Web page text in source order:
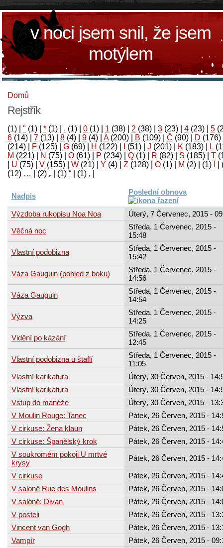
v noci jsem snil, že jsem
motýlem
Domů
Rejstřík
(1) " (1) * (1) . (1) 0 (1) 1 (38) 2 (38) 3 (23) 4 (23) 5
6 (14) 7 (13) 8 (4) 9 (4) A(200) B (109) Č (90) D (176)
(214)
F (125) G (69) H (122) (51) J (201) K (183) L
M (221) N (75) O (61) P (234) Q (1) R (82) S (185) T
U (75) V (155) W (21) Y (4) Z (128) Ο (1) М (2)
(1)
‚
(1)
“
(1)
„
(2)
…
(12)
Nadpis Poslední obnova
Výzdoba rukopisu Noa Noa
Úterý, 7 Červenec, 2015 -
Věčná noc
Středa, 1 Červenec, 2015 -
15:48
Vlastní podobizna
Středa, 1 Červenec, 2015 -
15:42
Váza Gauguin (pohled z boku)
Středa, 1 Červenec, 2015 -
14:56
Váza Gauguin
Středa, 1 Červenec, 2015 -
14:54
Výzva
Středa, 1 Červenec, 2015 -
14:25
Vidění po kázání
Středa, 1 Červenec, 2015 -
12:45
Vlastní podobizna u štaflí
Středa, 1 Červenec, 2015 -
11:05
Vlastní karikatura
Úterý, 30 Červen, 2015 -
Vlastní karikatura
Úterý, 30 Červen, 2015 -
Vstup do manéže
Úterý, 30 Červen, 2015 -
V Moulin Rouge: Tanec
Pátek, 26 Červen, 2015 -
V cirkuse: Žena klaun
Pátek, 26 Červen, 2015 -
V cirkuse: Španělský krok
Pátek, 26 Červen, 2015 -
V soukromém pokoji U mrtvé
krysy
Pátek, 26 Červen, 2015 -
V cirkuse
Pátek, 26 Červen, 2015 -
V saloně Rue des Moulins
Pátek, 26 Červen, 2015 -
V salóně: Divan
Pátek, 26 Červen, 2015 -
V posteli
Pátek, 26 Červen, 2015 -
Vincent van Gogh
Pátek, 26 Červen, 2015 -
Vampír
Pátek, 26 Červen, 2015 -